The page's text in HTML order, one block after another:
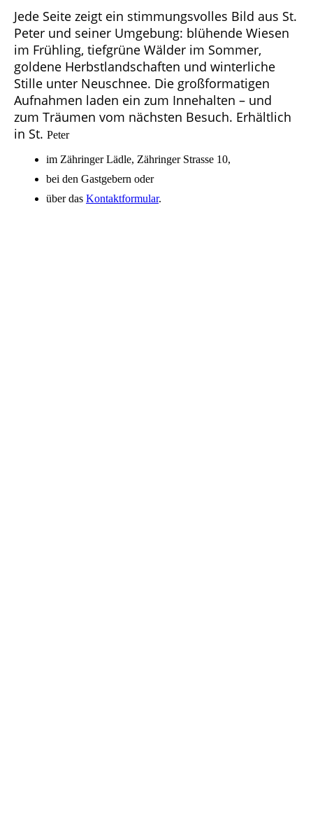
Jede Seite zeigt ein stimmungsvolles Bild aus St.
Peter und seiner Umgebung: blühende Wiesen
im Frühling, tiefgrüne Wälder im Sommer,
goldene Herbstlandschaften und winterliche
Stille unter Neuschnee. Die großformatigen
Aufnahmen laden ein zum Innehalten – und
zum Träumen vom nächsten Besuch. Erhältlich
in St. Peter
im Zähringer Lädle, Zähringer Strasse 10,
bei den Gastgebern oder
über das Kontaktformular.